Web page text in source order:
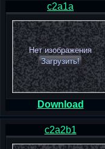
c2a1a
Нет изображения
Загрузить!
Download
c2a2b1